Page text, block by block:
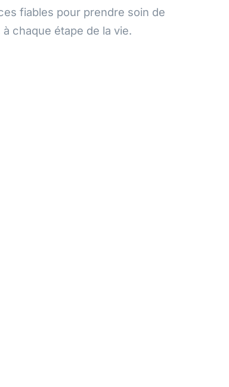
fiables pour prendre soin de
chaque étape de la vie.